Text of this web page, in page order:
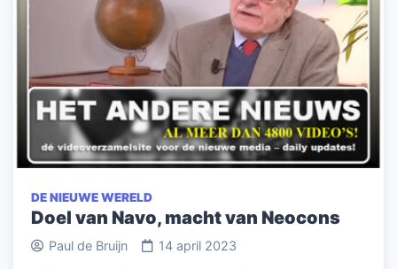
DE NIEUWE WERELD
Doel van Navo, macht van Neocons
Paul de Bruijn 14 april 2023